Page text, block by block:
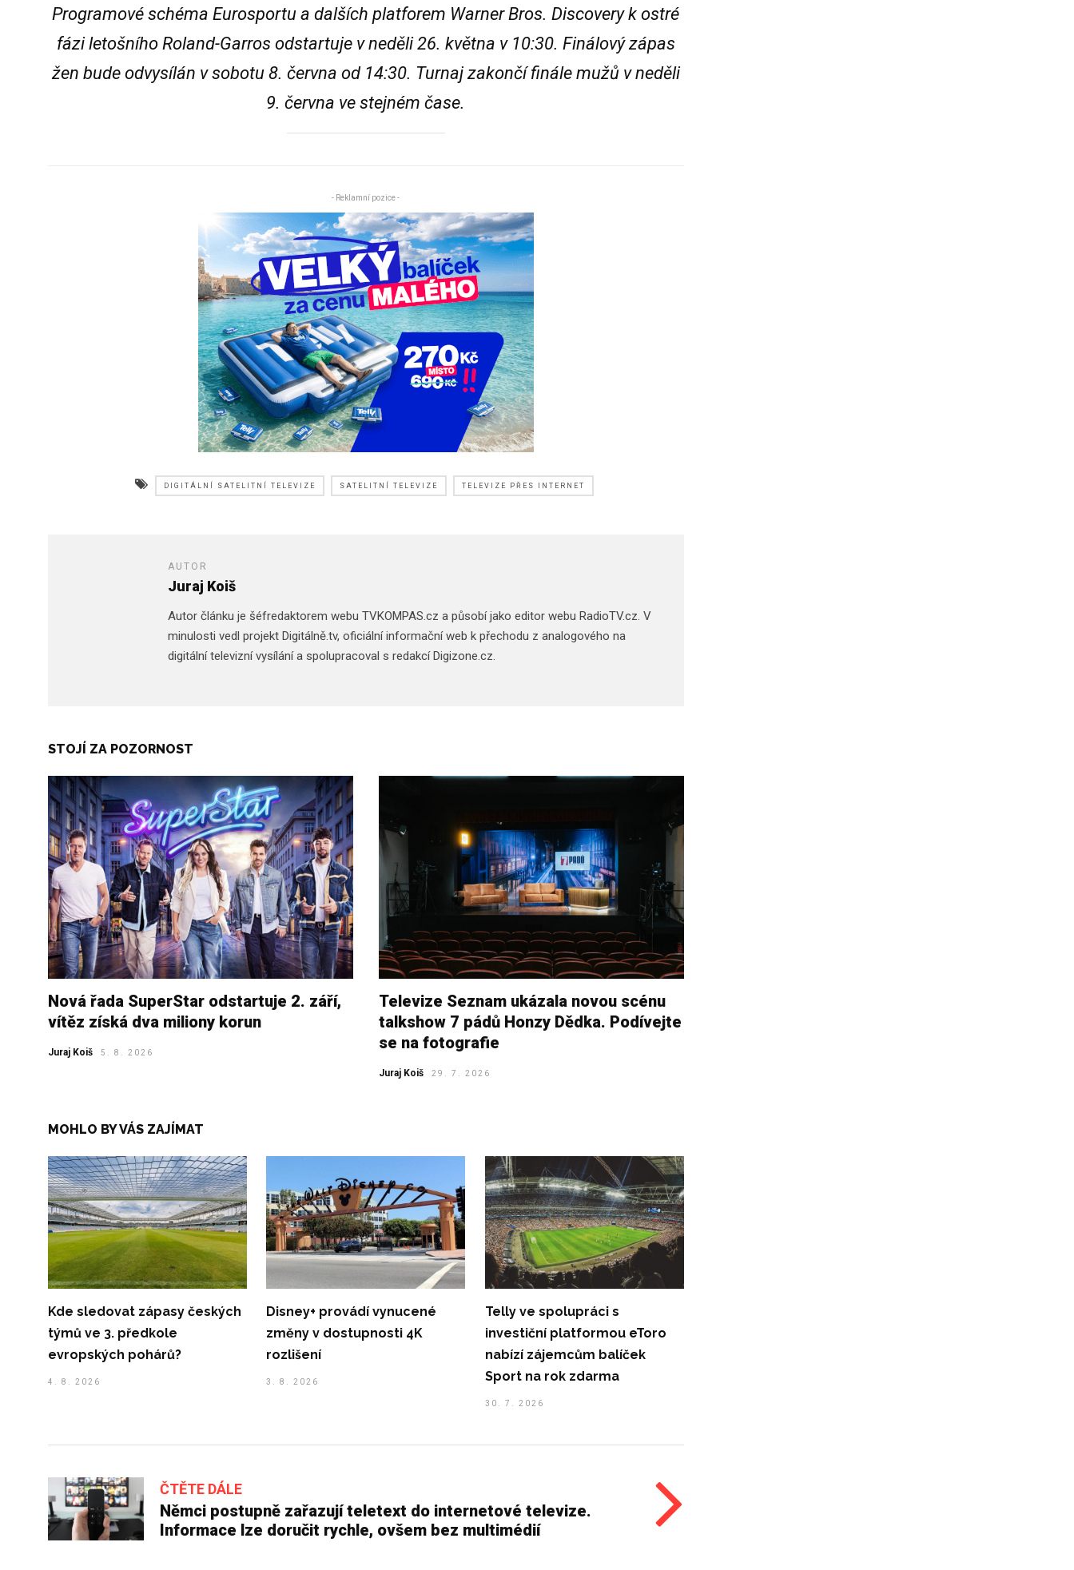
Programové schéma Eurosportu a dalších platforem Warner Bros. Discovery k ostré
fázi letošního Roland-Garros odstartuje v neděli 26. května v 10:30. Finálový zápas
žen bude odvysílán v sobotu 8. června od 14:30. Turnaj zakončí finále mužů v neděli
9. června ve stejném čase.
- Reklamní pozice -
DIGITÁLNÍ SATELITNÍ TELEVIZE SATELITNÍ TELEVIZE TELEVIZE PŘES INTERNET
AUTOR
Juraj Koiš
Autor článku je šéfredaktorem webu TVKOMPAS.cz a působí jako editor webu RadioTV.cz. V
minulosti vedl projekt Digitálně.tv, oficiální informační web k přechodu z analogového na
digitální televizní vysílání a spolupracoval s redakcí Digizone.cz.
STOJÍ ZA POZORNOST
Nová řada SuperStar odstartuje 2. září,
vítěz získá dva miliony korun
Juraj Koiš 5. 8. 2026
Televize Seznam ukázala novou scénu
talkshow 7 pádů Honzy Dědka. Podívejte
se na fotografie
Juraj Koiš 29. 7. 2026
MOHLO BY VÁS ZAJÍMAT
Kde sledovat zápasy českých
týmů ve 3. předkole
evropských pohárů?
4. 8. 2026
Disney+ provádí vynucené
změny v dostupnosti 4K
rozlišení
3. 8. 2026
Telly ve spolupráci s
investiční platformou eToro
nabízí zájemcům balíček
Sport na rok zdarma
30. 7. 2026
ČTĚTE DÁLE
Němci postupně zařazují teletext do internetové televize.
Informace lze doručit rychle, ovšem bez multimédií